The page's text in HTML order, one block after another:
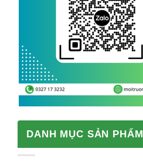
DANH MỤC SẢN PHẨM